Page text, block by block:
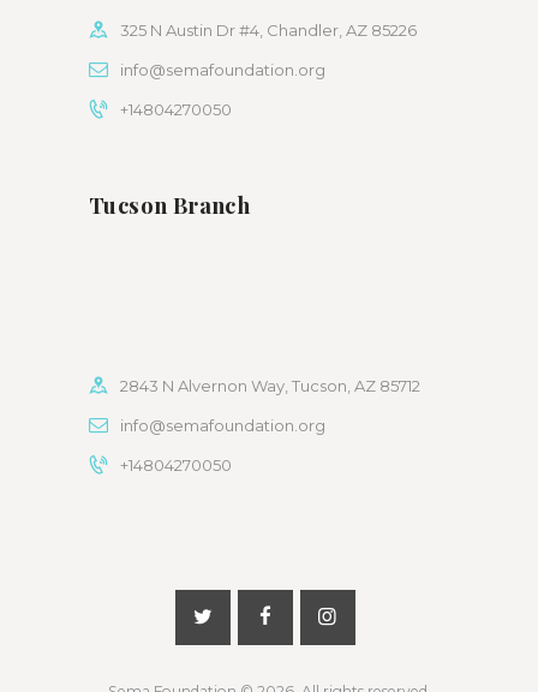
325 N Austin Dr #4, Chandler, AZ 85226
info@semafoundation.org
+14804270050
Tucson Branch
2843 N Alvernon Way, Tucson, AZ 85712
info@semafoundation.org
+14804270050